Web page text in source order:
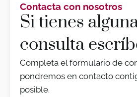
Contacta con nosotros
Si tienes
consulta
Completa el formulario de
pondremos en contacto
posible.